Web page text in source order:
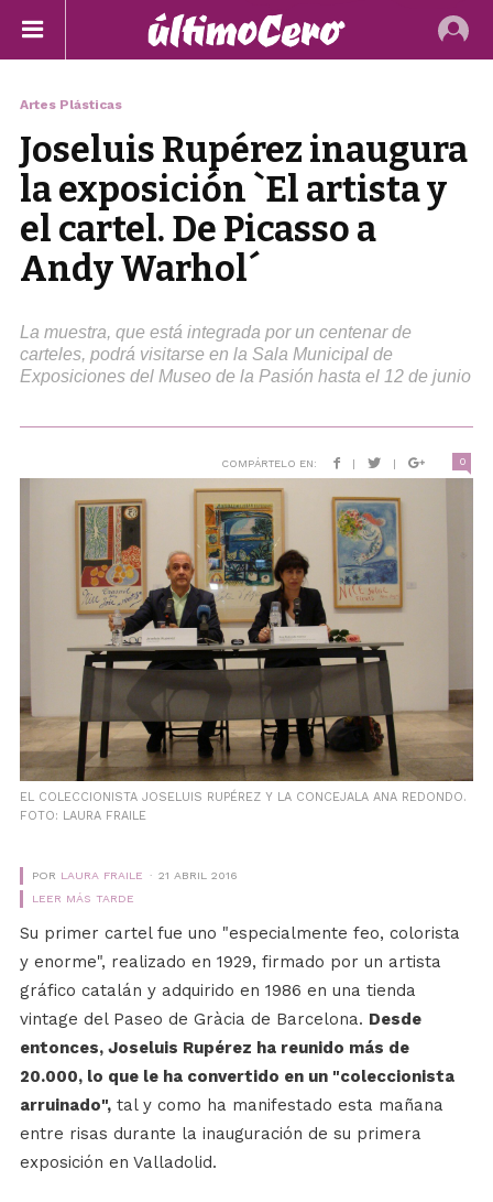
Artes Plásticas
Joseluis Rupérez inaugura
la exposición `El artista y
el cartel. De Picasso a
Andy Warhol´
La muestra, que está integrada por un centenar de
carteles, podrá visitarse en la Sala Municipal de
Exposiciones del Museo de la Pasión hasta el 12 de junio
COMPÁRTELO EN: | | 0
EL COLECCIONISTA JOSELUIS RUPÉREZ Y LA CONCEJALA ANA REDONDO.
FOTO: LAURA FRAILE
POR LAURA FRAILE
21 ABRIL 2016
LEER MÁS TARDE
Su primer cartel fue uno "especialmente feo, colorista
y enorme", realizado en 1929, firmado por un artista
gráfico catalán y adquirido en 1986 en una tienda
vintage del Paseo de Gràcia de Barcelona. Desde
entonces, Joseluis Rupérez ha reunido más de
20.000, lo que le ha convertido en un "coleccionista
arruinado",tal y como ha manifestado esta mañana
entre risas durante la inauguración de su primera
exposición en Valladolid.